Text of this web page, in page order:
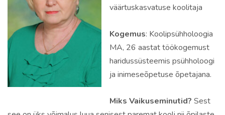
väärtuskasvatuse koolitaja
Kogemus: Koolipsühholoogia
MA, 26 aastat töökogemust
haridussüsteemis psühholoogi
ja inimeseõpetuse õpetajana.
Miks Vaikuseminutid? Sest